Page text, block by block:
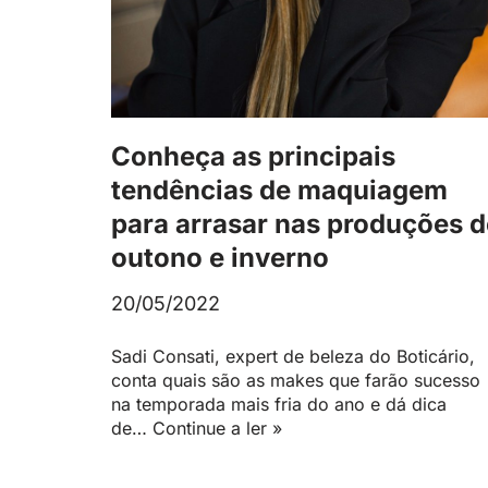
Conheça as principais
tendências de maquiagem
para arrasar nas produções
outono e inverno
20/05/2022
Sadi Consati, expert de beleza do Boticário,
conta quais são as makes que farão sucesso
na temporada mais fria do ano e dá dica
de… Continue a ler »